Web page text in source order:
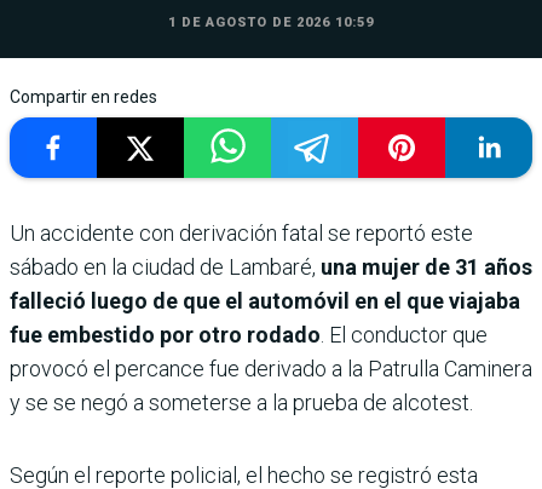
1 DE AGOSTO DE 2026 10:59
Compartir en redes
Un accidente con derivación fatal se reportó este
sábado en la ciudad de Lambaré, una mujer de 31 años
falleció luego de que el automóvil en el que viajaba
fue embestido por otro rodado . El conductor que
provocó el percance fue derivado a la Patrulla Caminera
y se se negó a someterse a la prueba de alcotest.
Según el reporte policial, el hecho se registró esta